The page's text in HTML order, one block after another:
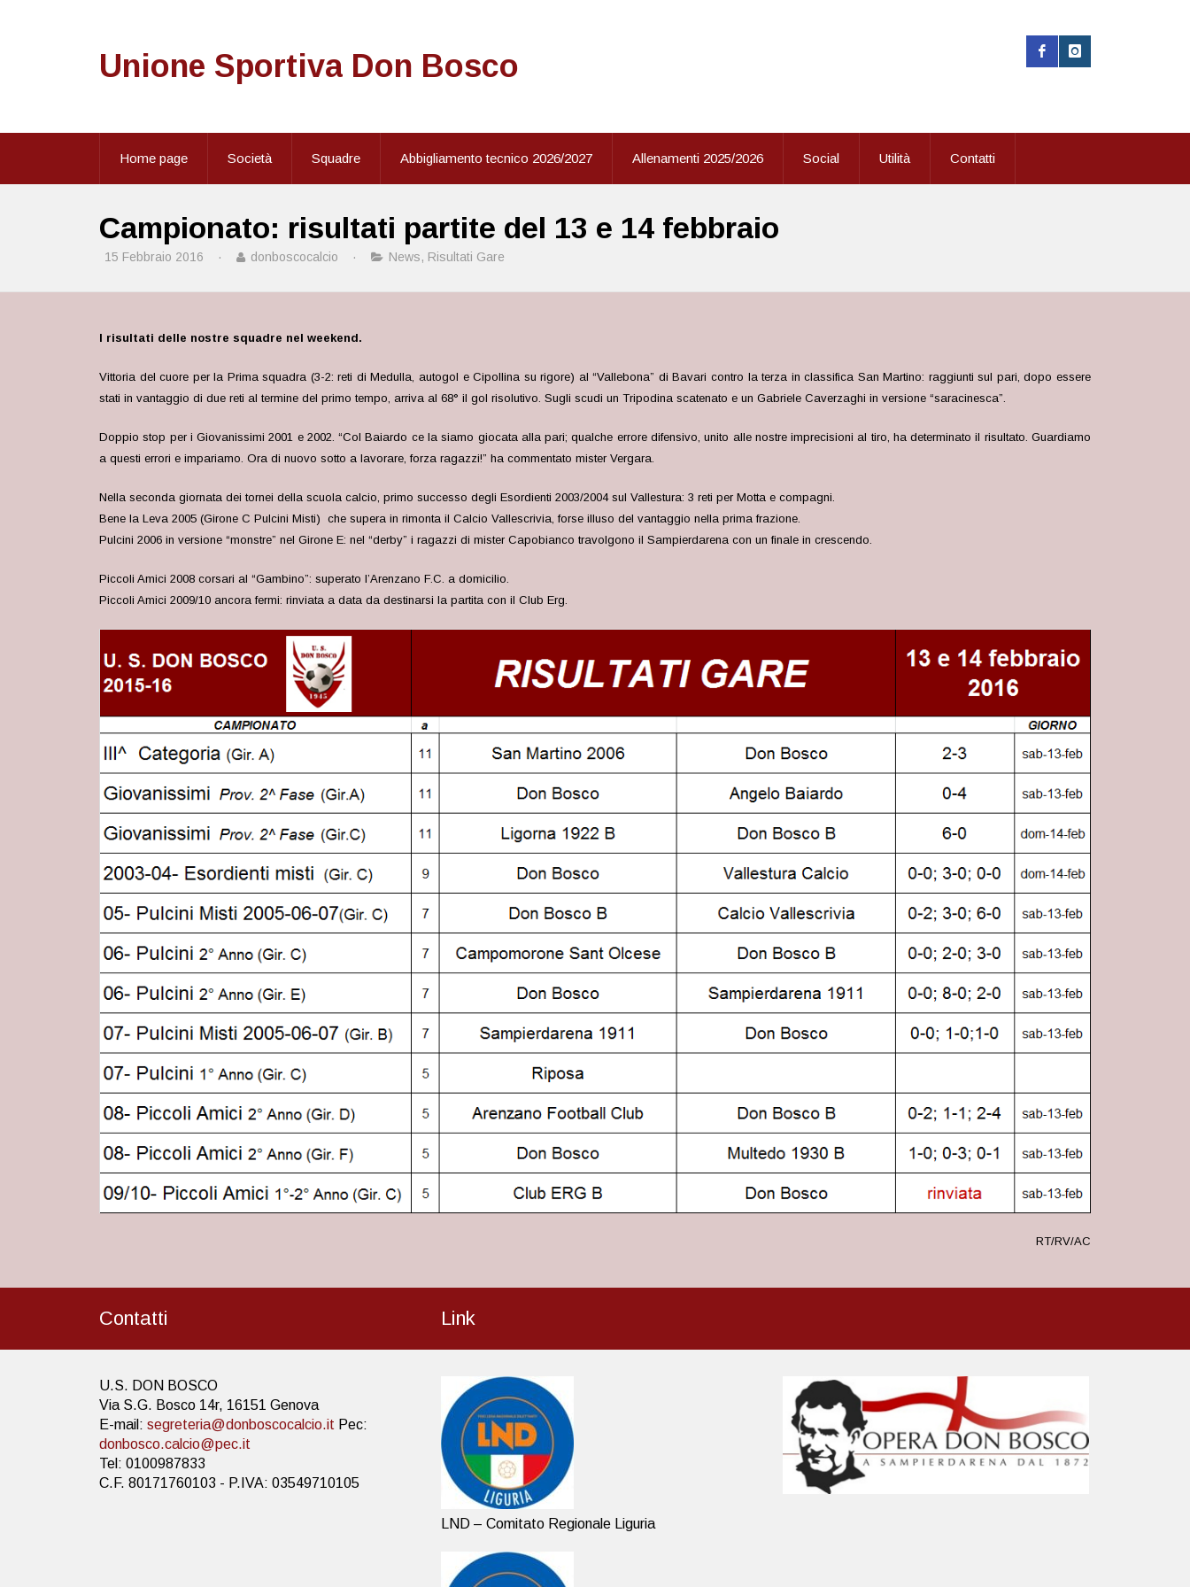
Unione Sportiva Don Bosco
Home page Società Squadre Abbigliamento tecnico 2026/2027 Allenamenti 2025/2026 Social Utilità Contatti
Campionato: risultati partite del 13 e 14 febbraio
15 Febbraio 2016 · donboscocalcio · News, Risultati Gare
I risultati delle nostre squadre nel weekend.
Vittoria del cuore per la Prima squadra (3-2: reti di Medulla, autogol e Cipollina su rigore) al “Vallebona” di Bavari contro la terza in classifica San Martino: raggiunti sul pari, dopo essere
stati in vantaggio di due reti al termine del primo tempo, arriva al 68° il gol risolutivo. Sugli scudi un Tripodina scatenato e un Gabriele Caverzaghi in versione “saracinesca”.
Doppio stop per i Giovanissimi 2001 e 2002. “Col Baiardo ce la siamo giocata alla pari; qualche errore difensivo, unito alle nostre imprecisioni al tiro, ha determinato il risultato. Guardiamo
a questi errori e impariamo. Ora di nuovo sotto a lavorare, forza ragazzi!” ha commentato mister Vergara.
Nella seconda giornata dei tornei della scuola calcio, primo successo degli Esordienti 2003/2004 sul Vallestura: 3 reti per Motta e compagni.
Bene la Leva 2005 (Girone C Pulcini Misti) che supera in rimonta il Calcio Vallescrivia, forse illuso del vantaggio nella prima frazione.
Pulcini 2006 in versione “monstre” nel Girone E: nel “derby” i ragazzi di mister Capobianco travolgono il Sampierdarena con un finale in crescendo.
Piccoli Amici 2008 corsari al “Gambino”: superato l’Arenzano F.C. a domicilio.
Piccoli Amici 2009/10 ancora fermi: rinviata a data da destinarsi la partita con il Club Erg.
RT/RV/AC
Contatti
U.S. DON BOSCO
Via S.G. Bosco 14r, 16151 Genova
E-mail: segreteria@donboscocalcio.it Pec:
donbosco.calcio@pec.it
Tel: 0100987833
C.F. 80171760103 - P.IVA: 03549710105
Link
LND – Comitato Regionale Liguria